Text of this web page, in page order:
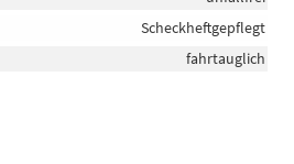
Scheckheftgepflegt
fahrtauglich